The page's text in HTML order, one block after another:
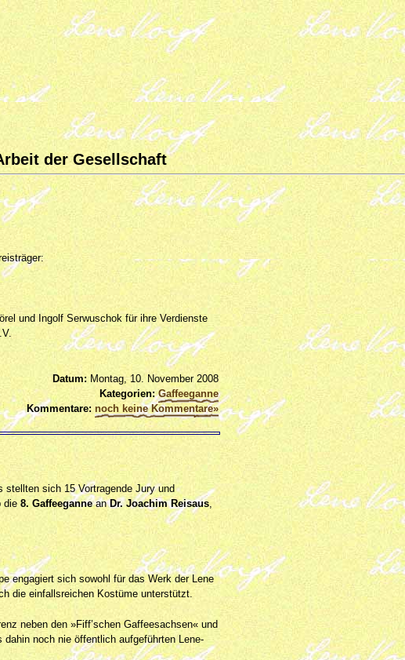
der Gesellschaft
und Ingolf Serwuschok für ihre Verdienste
Datum: Montag, 10. November 2008
Kategorien: Gaffeeganne
Kommentare: noch keine Kommentare»
sich 15 Vortragende Jury und
die 8. GaffeeganneanDr. Joachim Reisaus,
engagiert sich sowohl für das Werk der Lene
die einfallsreichen Kostüme unterstützt.
neben den »Fiff’schen Gaffeesachsen« und
noch nie öffentlich aufgeführten Lene-